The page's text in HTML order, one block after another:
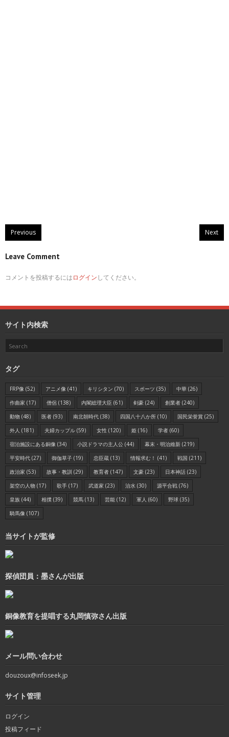
Previous Next
Leave Comment
コメントを投稿するにはログインしてください。
サイト内検索
タグ
FRP像 (52) アニメ像 (41) キリシタン (70) スポーツ (35) 中華 (26)
作曲家 (17) 僧侶 (138) 内閣総理大臣 (61) 剣豪 (24) 創業者 (240)
動物 (48) 医者 (93) 南北朝時代 (38) 四国八十八か所 (10) 国民栄誉賞 (25)
外人 (181) 夫婦カップル (59) 女性 (120) 姫 (16) 学者 (60)
宿泊施設にある銅像 (34) 小説ドラマの主人公 (44) 幕末・明治維新 (219)
平安時代 (27) 御伽草子 (19) 忠臣蔵 (13) 情報求む！ (41) 戦国 (211)
政治家 (53) 故事・教訓 (29) 教育者 (147) 文豪 (23) 日本神話 (23)
架空の人物 (17) 歌手 (17) 武道家 (23) 治水 (30) 源平合戦 (76)
皇族 (44) 相撲 (39) 競馬 (13) 芸能 (12) 軍人 (60) 野球 (35)
騎馬像 (107)
当サイトが監修
探偵団員：墨さんが出版
銅像教育を提唱する丸岡慎弥さん出版
メール問い合わせ
douzoux@infoseek.jp
サイト管理
ログイン
投稿フィード